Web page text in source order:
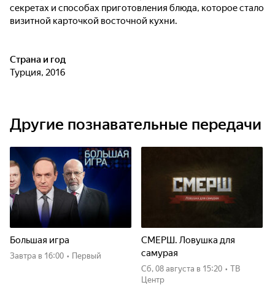
секретах и способах приготовления блюда, которое стало
визитной карточкой восточной кухни.
Страна и год
Турция, 2016
Другие познавательные передачи
Большая игра
Завтра в 16:00 • Первый
СМЕРШ. Ловушка для
самурая
сб, 08 августа в 15:20 • ТВ
Центр